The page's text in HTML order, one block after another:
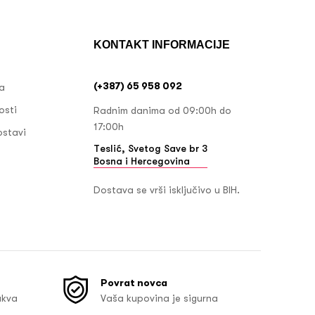
KONTAKT INFORMACIJE
(+387) 65 958 092
Radnim danima od 09:00h do
17:00h
Teslić, Svetog Save br 3
Bosna i Hercegovina
Dostava se vrši isključivo u BIH.
Povrat novca
Vaša kupovina je sigurna